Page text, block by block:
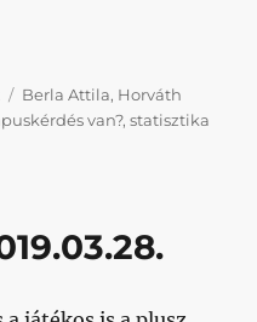
első négy forduló
Címke
Berla Attila, Horváth
van?,statisztika